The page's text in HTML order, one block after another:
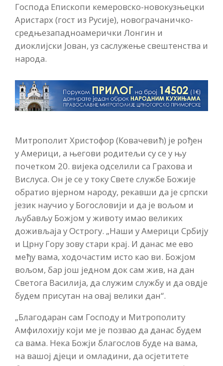
Господа Епископи кемеровско-новокузњецки
Аристарх (гост из Русије), новограчаничко-
средњезападноамерички Лонгин и
диоклијски Јован, уз саслужење свештенства и
народа.
Митрополит Христофор (Ковачевић) је рођен
у Америци, а његови родитељи су се у њу
почетком 20. вијека одселили са Грахова и
Вислуса. Он је се у току Свете службе Божије
обратио вјерном народу, рекавши да је српски
језик научио у Богословији и да је вољом и
љубављу Божјом у животу имао великих
доживљаја у Острогу. „Наши у Америци Србију
и Црну Гору зову стари крај. И данас ме ево
међу вама, ходочастим исто као ви. Божјом
вољом, бар још једном док сам жив, на дан
Светога Василија, да служим службу и да овдје
будем присутан на овај велики дан“.
„Благодаран сам Господу и Митрополиту
Амфилохију који ме је позвао да данас будем
са вама. Нека Божји благослов буде на вама,
на вашој дјеци и омладини, да осјетитете